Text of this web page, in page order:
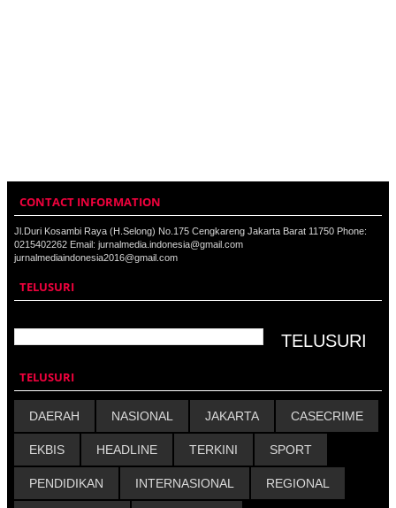
CONTACT INFORMATION
Jl.Duri Kosambi Raya (H.Selong) No.175 Cengkareng Jakarta Barat 11750 Phone:
0215402262 Email: jurnalmedia.indonesia@gmail.com
jurnalmediaindonesia2016@gmail.com
TELUSURI
TELUSURI
DAERAH NASIONAL JAKARTA CASECRIME
EKBIS HEADLINE TERKINI SPORT
PENDIDIKAN INTERNASIONAL REGIONAL